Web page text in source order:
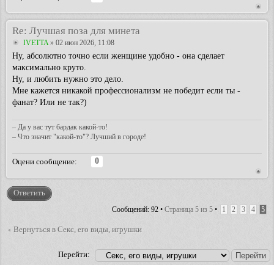
Re: Лучшая поза для минета
IVETTA» 02 июн 2026, 11:08
Ну, абсолютно точно если женщине удобно - она сделает
максимально круто.
Ну, и любить нужно это дело.
Мне кажется никакой профессионализм не победит если ты -
фанат? Или не так?)
– Да у вас тут бардак какой-то!
– Что значит "какой-то"? Лучший в городе!
Оцени сообщение:
0
Ответить
Сообщений: 92 • Страница 5 из 5 • 1 2 3 4 5
Вернуться в Секс, его виды, игрушки
Перейти: